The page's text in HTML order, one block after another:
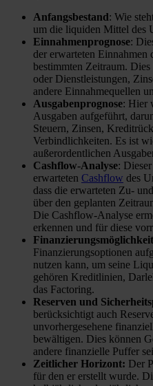
Anfangsbestand: Wie
um die liquiden Mittel des
Einnahmenprognose:
der erwarteten Einnahmen
bestimmten Zeitraum.
oder Dienstleistungen,
andere Einnahmequellen
Ausgabenprognose: Hier
Ausgaben aufgeführt,
Steuern, Zinsen,
Verbindlichkeiten. Es ist
außerordentlichen
Cashflow-Analyse:
erwarteten Cashflow des
dass die erwarteten Zu-
über den geplanten
Die Cashflow-Analyse
erkennen und für diese
Finanzierungsoptionen
nutzen kann, um seine
gehören Kreditlinien,
das Factoring.
Reserven und
berücksichtigt auch
unvorhergesehene
bewältigen. Dies können
andere finanzielle Puffer
Zeitlicher Horizont: Der
für den er erstellt wurde.